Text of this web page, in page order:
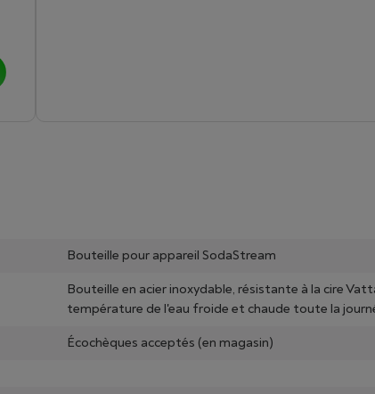
Bouteille pour appareil SodaStream
Bouteille en acier inoxydable, résistante à la cire
température de l'eau froide et chaude toute la
Écochèques acceptés (en magasin)